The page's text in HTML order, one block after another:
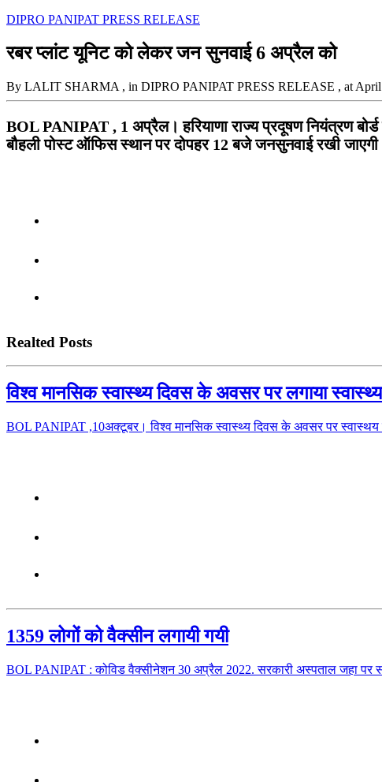
DIPRO PANIPAT PRESS RELEASE
रबर प्लांट यूनिट को लेकर जन सुनवाई 6 अप्रैल को
By LALIT SHARMA , in DIPRO PANIPAT PRESS RELEASE , at
BOL PANIPAT , 1 अप्रैल। हरियाणा राज्य प्रदूषण नियंत्रण
बौहली पोस्ट ऑफिस स्थान पर दोपहर 12 बजे जनसुनवाई रखी
Realted Posts
विश्व मानसिक स्वास्थ्य दिवस के अवसर पर लगाया स्वास्थ्य
BOL PANIPAT ,10अक्टूबर। विश्व मानसिक स्वास्थ्य दिवस के अवसर पर स्वास्थय
1359 लोगों को वैक्सीन लगायी गयी
BOL PANIPAT : कोविड वैक्सीनेशन 30 अप्रैल 2022. सरकारी अस्पताल जहा